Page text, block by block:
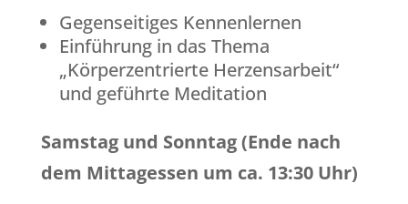
Gegenseitiges Kennenlernen
Einführung in das Thema
„Körperzentrierte Herzensarbeit“
und geführte Meditation
Samstag und Sonntag (Ende nach
dem Mittagessen um ca. 13:30 Uhr)